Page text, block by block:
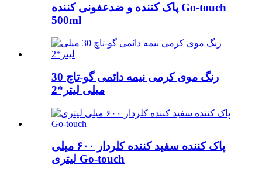
پاک کننده و ضدعفونی کننده Go-touch
500ml
رنگ موی کرمی نیمه دائمی گو-تاچ 30
میلی لیتر*2
پاک کننده سفید کننده کلردار ۶۰۰ میلی
لیتری Go-touch